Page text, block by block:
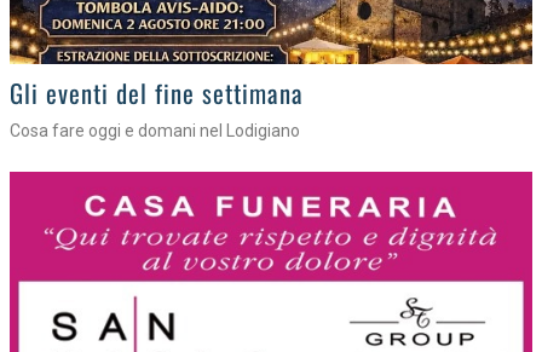
Gli appuntamenti fino a sabato
Cosa fare nel Lodigiano